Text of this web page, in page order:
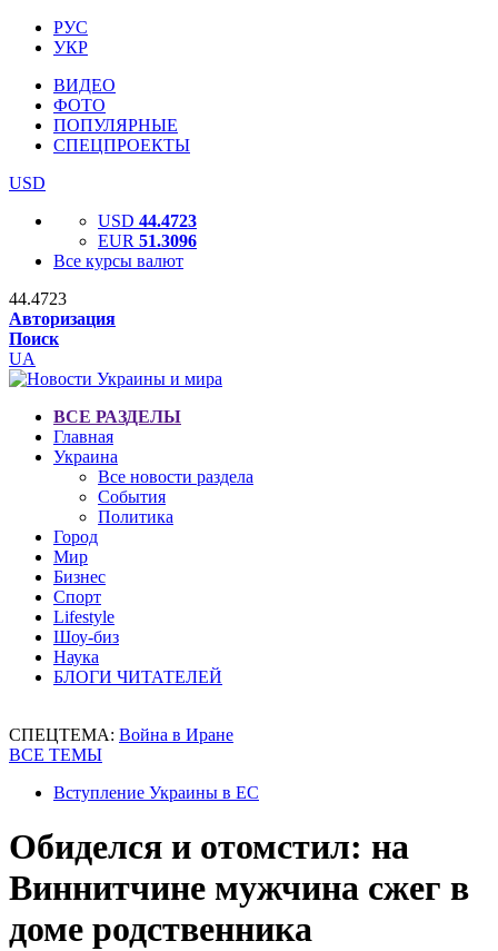
РУС
УКР
ВИДЕО
ФОТО
ПОПУЛЯРНЫЕ
СПЕЦПРОЕКТЫ
USD
USD 44.4723
EUR 51.3096
Все курсы валют
44.4723
Авторизация
Поиск
UA
ВСЕ РАЗДЕЛЫ
Главная
Украина
Все новости раздела
События
Политика
Город
Мир
Бизнес
Спорт
Lifestyle
Шоу-биз
Наука
БЛОГИ ЧИТАТЕЛЕЙ
СПЕЦТЕМА: Война в Иране
ВСЕ ТЕМЫ
Вступление Украины в ЕС
Обиделся и отомстил: на
Виннитчине мужчина сжег в
доме родственника